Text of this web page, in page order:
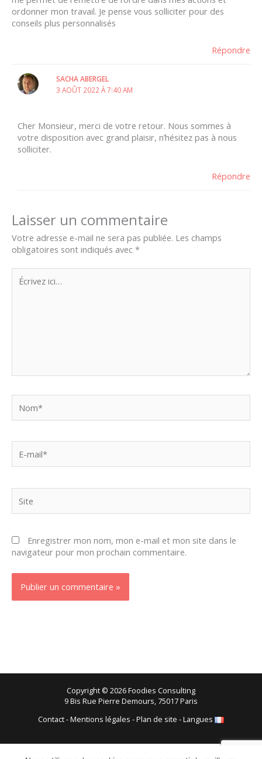
ordonner mon travail. Je pense vous solliciter pour des
conseils plus personnalisés
Répondre
SACHA ABERGEL
3 AOÛT 2022 À 7:40 AM
Cher Monsieur, merci de votre retour. Nous sommes à
votre disposition avec grand plaisir, n’hésitez pas à nous
solliciter.
Répondre
Laisser un commentaire
Votre adresse e-mail ne sera pas publiée. Les champs
obligatoires sont indiqués avec *
Écrivez
ici…
mail*
Enregistrer mon nom, mon e-mail et mon site dans le
navigateur pour mon prochain commentaire.
Copyright © 2026 Foodies Consulting
9 Bis Rue Pierre Demours, 75017 Paris
Contact-Mentions légales -Plan de site -Langues